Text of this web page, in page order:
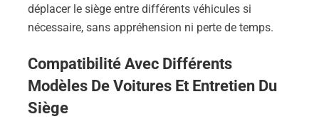
déplacer le siège entre différents véhicules si
nécessaire, sans appréhension ni perte de temps.
Compatibilité Avec Différents
Modèles De Voitures Et Entretien Du
Siège